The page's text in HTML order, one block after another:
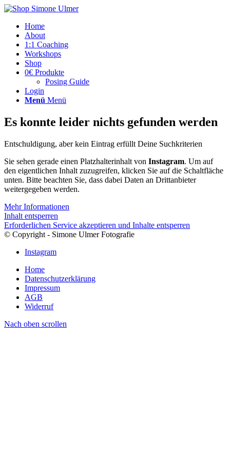
Home
About
1:1 Coaching
Workshops
Shop
0€ Produkte
Posing Guide
Login
Menü Menü
Es konnte leider nichts gefunden werden
Entschuldigung, aber kein Eintrag erfüllt Deine Suchkriterien
Sie sehen gerade einen Platzhalterinhalt von Instagram. Um auf
den eigentlichen Inhalt zuzugreifen, klicken Sie auf die Schaltfläche
unten. Bitte beachten Sie, dass dabei Daten an Drittanbieter
weitergegeben werden.
Mehr Informationen
Inhalt entsperren
Erforderlichen Service akzeptieren und Inhalte entsperren
© Copyright - Simone Ulmer Fotografie
Instagram
Home
Datenschutzerklärung
Impressum
AGB
Widerruf
Nach oben scrollen